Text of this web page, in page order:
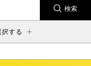
検索
する